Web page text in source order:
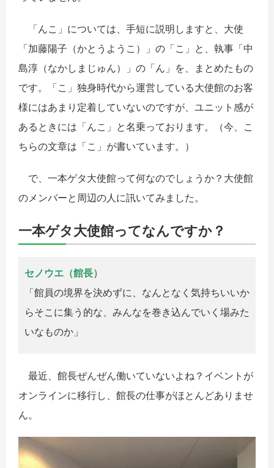
「んこ」については、手短に説明しますと、大使
「加藤陽子（かとうようこ）」の「こ」と、執事「中
島淳（なかしまじゅん）」の「ん」を、まとめたもの
です。「こ」独身時代から運営している大使館のお客
様にはあまり定着していないのですが、ユニット感が
あるときには「んこ」と名乗っております。（今、こ
ちらの文章は「こ」が書いています。）
で、一本ゲタ大使館って何なのでしょうか？大使館
のメンバーと周辺の人に訊いてみました。
一本ゲタ大使館ってなんですか？
セノウエ（館長）
「館員の境界を決めずに、なんとなく気持ちいいか
らそこに集う的な、みんなを巻き込んでいく場みた
いなものか」
最近、館長ぜんぜん働いていないよね？イベントが
オンラインに移行し、館長の仕事がほとんどありませ
ん。